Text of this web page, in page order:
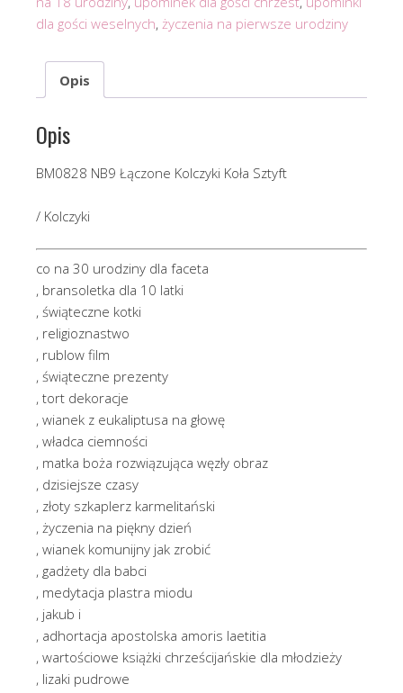
dla gości weselnych, życzenia na pierwsze urodziny
Opis
Opis
BM0828 NB9 Łączone Kolczyki Koła Sztyft
/ Kolczyki
co na 30 urodziny dla faceta
, bransoletka dla 10 latki
, świąteczne kotki
, religioznastwo
, rublow film
, świąteczne prezenty
, tort dekoracje
, wianek z eukaliptusa na głowę
, władca ciemności
, matka boża rozwiązująca węzły obraz
, dzisiejsze czasy
, złoty szkaplerz karmelitański
, życzenia na piękny dzień
, wianek komunijny jak zrobić
, gadżety dla babci
, medytacja plastra miodu
, jakub i
, adhortacja apostolska amoris laetitia
, wartościowe książki chrześcijańskie dla młodzieży
, lizaki pudrowe